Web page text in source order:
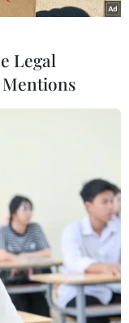
nhất 21
bị thương trong
xe buýt và 2 xe
miền Đông
Legal